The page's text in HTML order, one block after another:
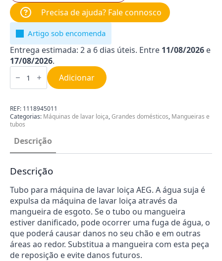
Precisa de ajuda? Fale connosco
Artigo sob encomenda
Entrega estimada: 2 a 6 dias úteis. Entre 11/08/2026 e
17/08/2026.
Quantidade
de
para
de
Lavar
Loica
AEG
1118945011
Adicionar
REF: 1118945011
Categorias: Máquinas de lavar loiça,Grandes domésticos, Mangueiras e
tubos
Descrição
Descrição
Tubo para máquina de lavar loiça AEG. A água suja é
expulsa da máquina de lavar loiça através da
mangueira de esgoto. Se o tubo ou mangueira
estiver danificado, pode ocorrer uma fuga de água, o
que poderá causar danos no seu chão e em outras
áreas ao redor. Substitua a mangueira com esta peça
de reposição e evite danos futuros.